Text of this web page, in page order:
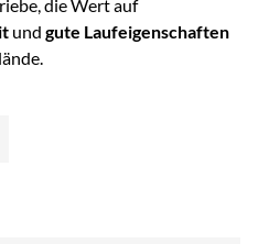
die Wert auf
und gute Laufeigenschaften